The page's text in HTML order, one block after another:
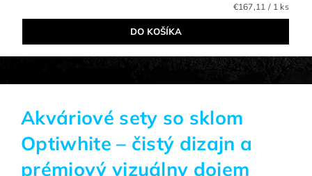
€167,11 / 1 ks
Akváriové sety so sklom
Optiwhite – čistý dizajn a
prémiový vizuálny dojem